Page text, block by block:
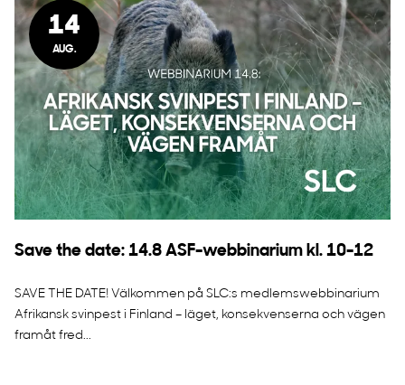
14
AUG.
Save the date: 14.8 ASF-webbinarium kl. 10-12
SAVE THE DATE! Välkommen på SLC:s medlemswebbinarium
Afrikansk svinpest i Finland – läget, konsekvenserna och vägen
framåt fred...